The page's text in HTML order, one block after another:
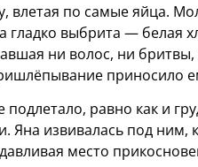
влетая по самые яйца.
выбрита — белая
ни волос, ни
приносило
равно как и
извивалась под ним,
место